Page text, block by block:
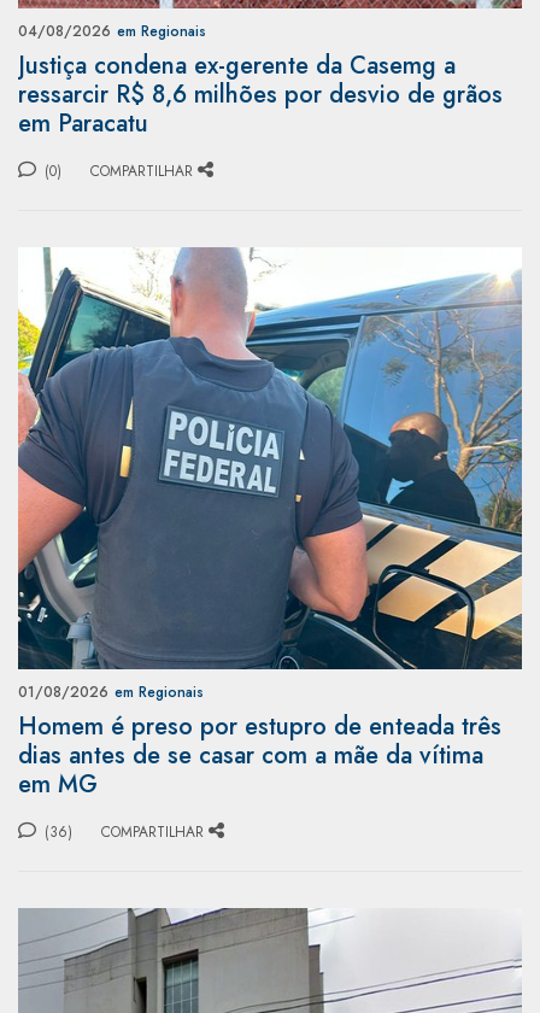
04/08/2026 em Regionais
Justiça condena ex-gerente da Casemg a
ressarcir R$ 8,6 milhões por desvio de grãos
em Paracatu
(0) COMPARTILHAR
01/08/2026 em Regionais
Homem é preso por estupro de enteada três
dias antes de se casar com a mãe da vítima
em MG
(36) COMPARTILHAR